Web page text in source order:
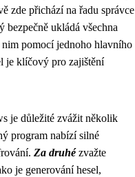
zde přichází na řadu správce
bezpečně ukládá všechna
pomocí jednoho hlavního
je klíčový pro zajištění
je důležité zvážit několik
program nabízí silné
Za druhézvažte
je generování hesel,